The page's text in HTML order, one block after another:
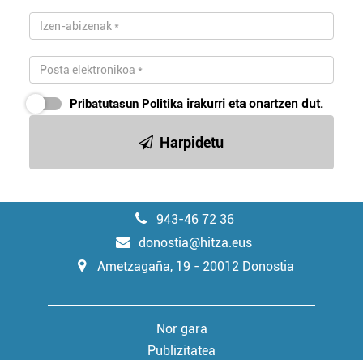
Pribatutasun Politika irakurri eta onartzen dut.
Harpidetu
943-46 72 36
donostia@hitza.eus
Ametzagaña, 19 - 20012 Donostia
Nor gara
Publizitatea